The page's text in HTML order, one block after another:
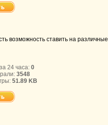
возможность ставить на различные
24 часа: 0
3548
51.89 KB